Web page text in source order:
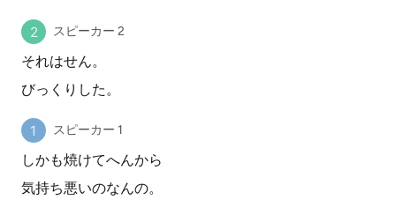
スピーカー 2
それはせん。
びっくりした。
スピーカー 1
しかも焼けてへんから
気持ち悪いのなんの。